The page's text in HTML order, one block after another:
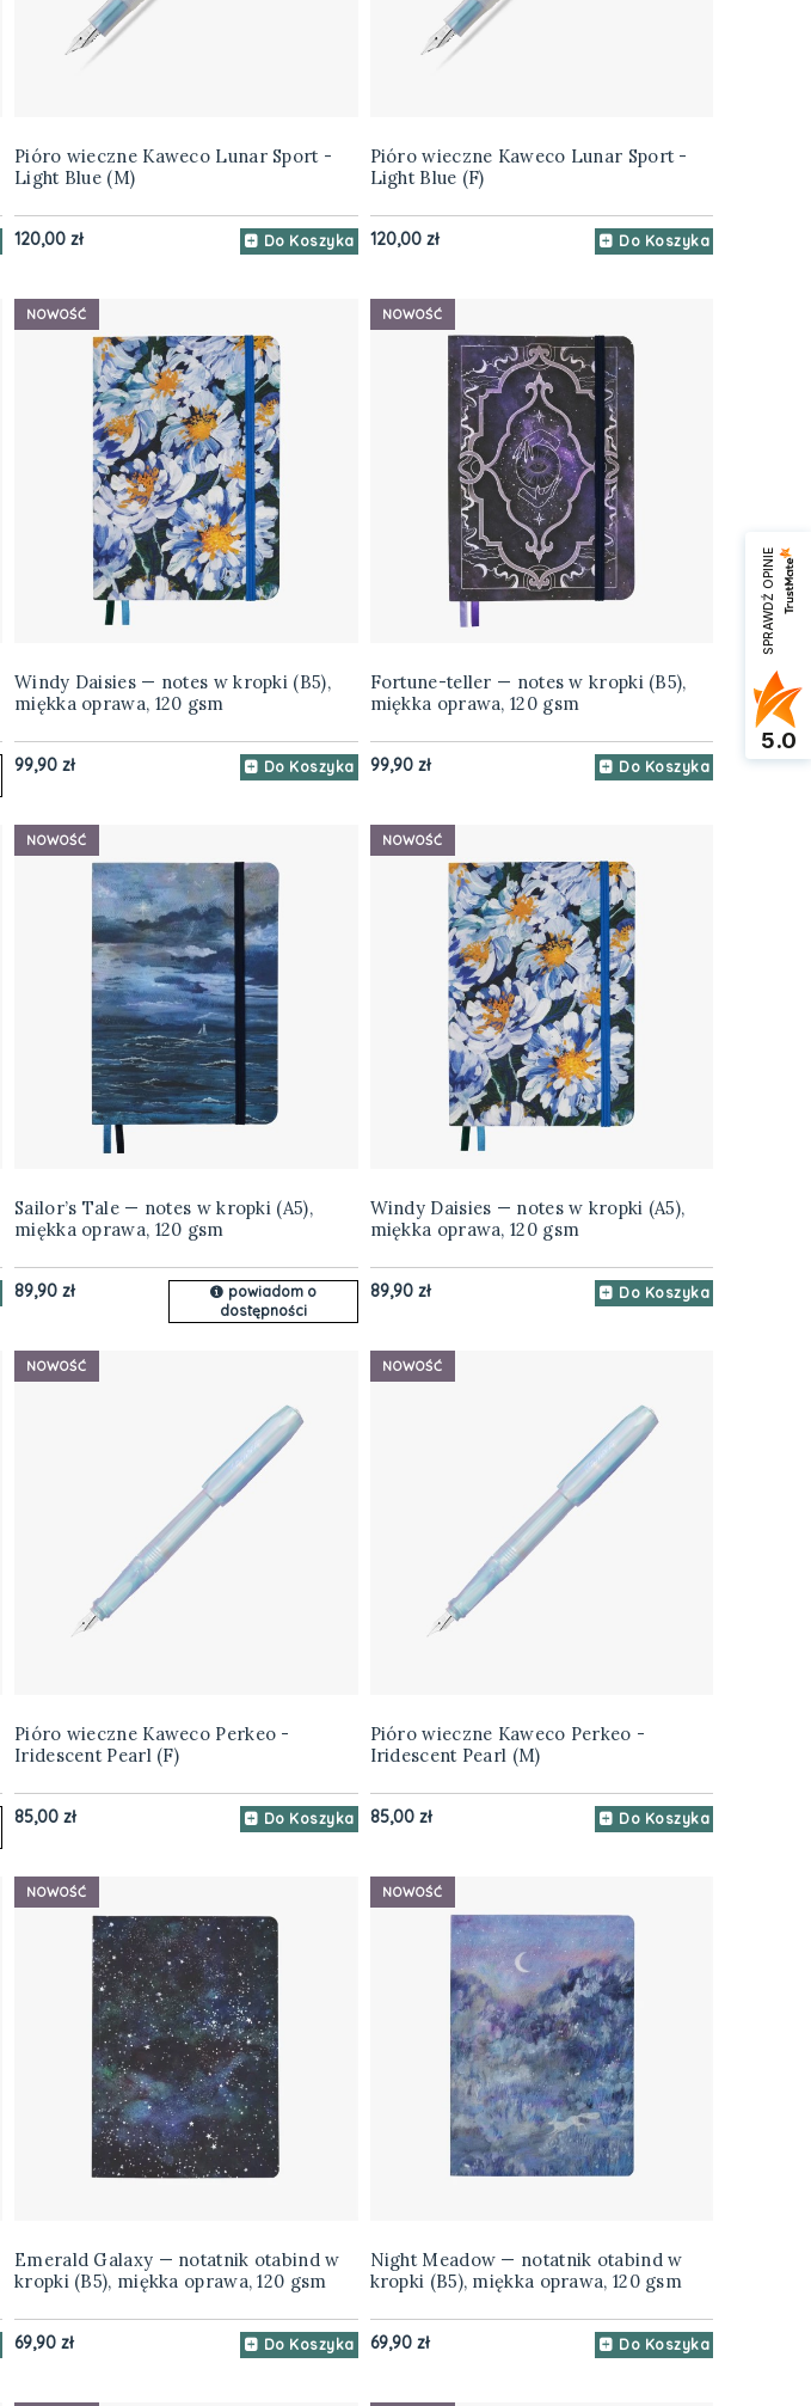
Pióro wieczne Kaweco Lunar Sport -
Light Blue (M)
120,00 zł Do Koszyka
Pióro wieczne Kaweco Lunar Sport -
Light Blue (F)
120,00 zł Do Koszyka
Windy Daisies — notes w kropki (B5),
miękka oprawa, 120 gsm
99,90 zł Do Koszyka
NOWOŚĆ
Fortune-teller — notes w kropki (B5),
miękka oprawa, 120 gsm
99,90 zł Do Koszyka
NOWOŚĆ
Sailor’s Tale — notes w kropki (A5),
miękka oprawa, 120 gsm
89,90 zł
powiadom o
dostępności
NOWOŚĆ
Windy Daisies — notes w kropki (A5),
miękka oprawa, 120 gsm
89,90 zł Do Koszyka
NOWOŚĆ
Pióro wieczne Kaweco Perkeo -
Iridescent Pearl (F)
85,00 zł Do Koszyka
NOWOŚĆ
Pióro wieczne Kaweco Perkeo -
Iridescent Pearl (M)
85,00 zł Do Koszyka
NOWOŚĆ
Emerald Galaxy — notatnik otabind w
kropki (B5), miękka oprawa, 120 gsm
69,90 zł Do Koszyka
NOWOŚĆ
Night Meadow — notatnik otabind w
kropki (B5), miękka oprawa, 120 gsm
69,90 zł Do Koszyka
NOWOŚĆ
SPRAWDŹ OPINIE
5.0